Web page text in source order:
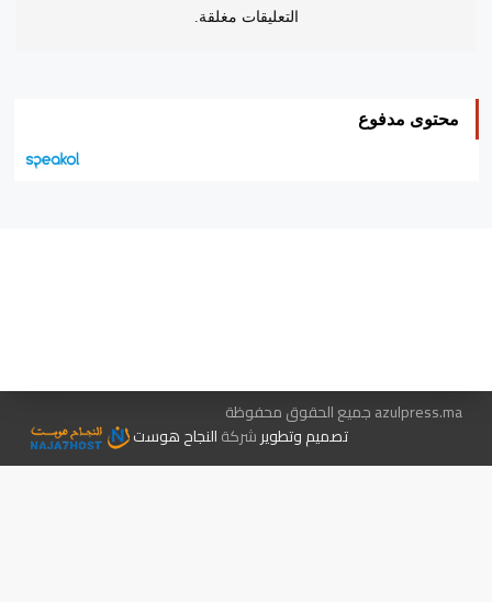
التعليقات مغلقة.
محتوى مدفوع
azulpress.ma جميع الحقوق محفوظة
تصميم وتطويرشركةالنجاح هوست